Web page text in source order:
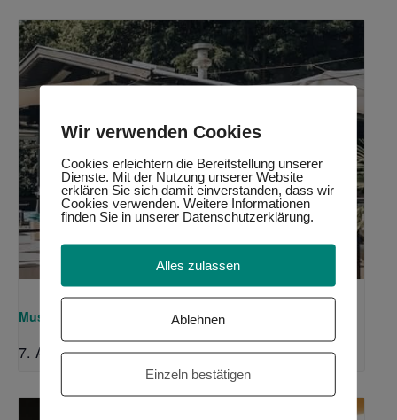
Music Weekend @Uferhaus
7. August, 14:00-22:00
Wir verwenden Cookies
Cookies erleichtern die Bereitstellung unserer
Dienste. Mit der Nutzung unserer Website
erklären Sie sich damit einverstanden, dass wir
Cookies verwenden. Weitere Informationen
finden Sie in unserer Datenschutzerklärung.
Alles zulassen
Ablehnen
Einzeln bestätigen